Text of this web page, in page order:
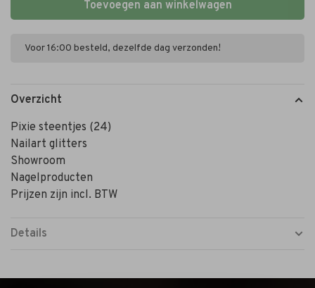
Toevoegen aan winkelwagen
Voor 16:00 besteld, dezelfde dag verzonden!
Overzicht
Pixie steentjes (24)
Nailart glitters
Showroom
Nagelproducten
Prijzen zijn incl. BTW
Details